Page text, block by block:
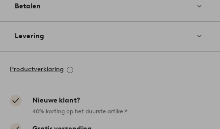
Betalen
Levering
Productverklaring
Nieuwe klant?
40% korting op het duurste artikel*